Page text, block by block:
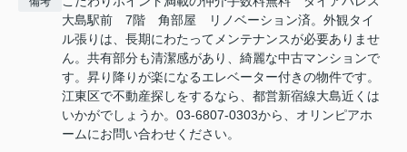
大島駅前 7階 角部屋 リノベーション済。外観タイ
ル張りは、長期にわたってメンテナンスが必要ありませ
ん。共有部分も清潔感があり、綺麗な中古マンションで
す。昇り降りが楽になるエレベーター付きの物件です。
江東区で不動産探しをするなら、都営新宿線大島近くは
いかがでしょうか。03-6807-0303から、オリンピアホ
ームにお問い合わせください。